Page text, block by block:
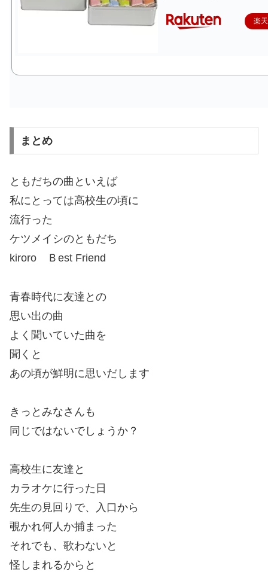
楽
まとめ
ともだちの曲といえば
私にとっては高校生の頃に
流行った
ケツメイシのともだち
kiroro Ｂest Friend
青春時代に友達との
思い出の曲
よく聞いていた曲を
聞くと
あの頃が鮮明に思いだします
きっとみなさんも
同じではないでしょうか？
高校生に友達と
カラオケに行った日
先生の見回りで、入口から
覗かれ何人か捕まった
それでも、歌わないと
怪しまれるからと